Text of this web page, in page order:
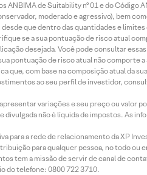
ANBIMA de Suitability nº 01 e do
moderado e agressivo), bem
que dentro das quantidades e
se a sua pontuação de risco atual
desejada. Você pode consultar
pontuação de risco atual não
que, com base na composição atual da
ao seu perfil de investidor,
variações e seu preço ou valor
não é líquida de impostos. As
para a rede de relacionamento da XP
para qualquer pessoa, no todo
tem a missão de servir de canal de
do telefone: 0800 722 3710.